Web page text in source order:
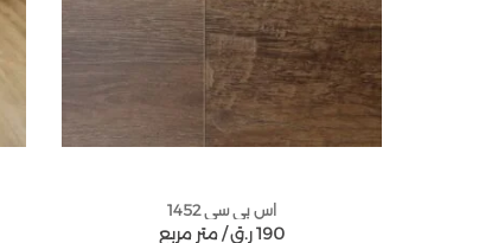
اس بي سي 1452
متر مربع / 190ر.ق